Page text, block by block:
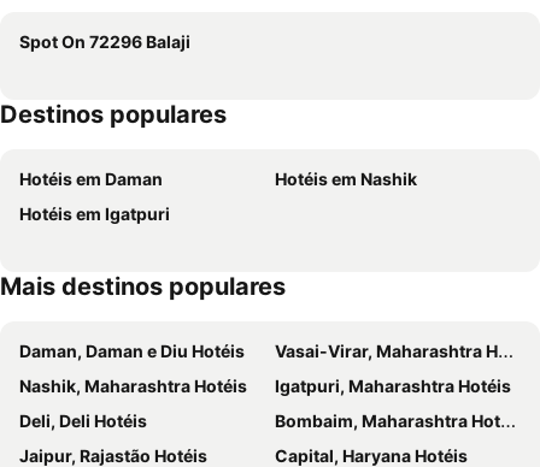
Spot On 72296 Balaji
Destinos populares
Hotéis em Daman
Hotéis em Nashik
Hotéis em Igatpuri
Mais destinos populares
Daman, Daman e Diu Hotéis
Vasai-Virar, Maharashtra Hotéis
Nashik, Maharashtra Hotéis
Igatpuri, Maharashtra Hotéis
Deli, Deli Hotéis
Bombaim, Maharashtra Hotéis
Jaipur, Rajastão Hotéis
Capital, Haryana Hotéis